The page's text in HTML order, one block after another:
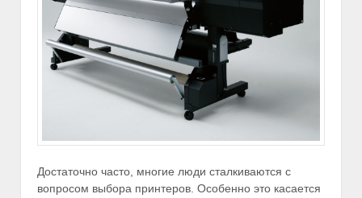
Достаточно часто, многие люди сталкиваются с
вопросом выбора принтеров. Особенно это касается